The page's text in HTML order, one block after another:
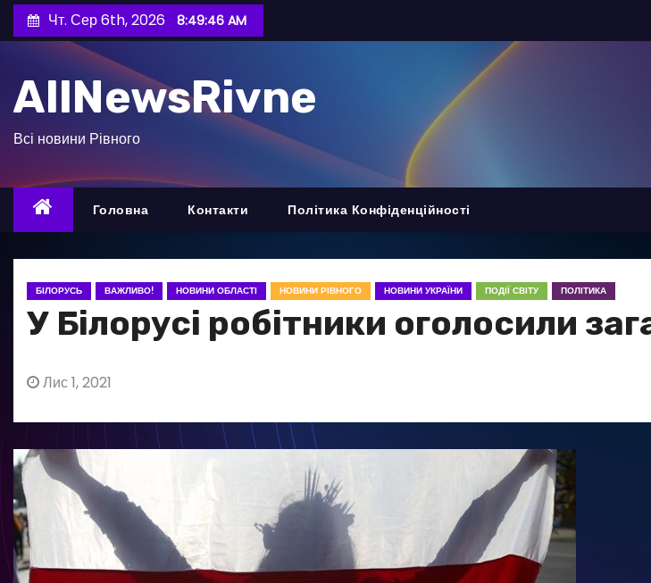
е
д
Чт. Сер 6th, 2026 8:49:48 AM
AllNewsRivne
Всі новини Рівного
Головна Контакти Політика Конфіденційності
БІЛОРУСЬ ВАЖЛИВО! НОВИНИ ОБЛАСТІ НОВИНИ РІВНОГО НОВИНИ УКРАЇНИ ПОДІЇ СВІТУ ПОЛІТИКА
У Білорусі робітники оголосили
Лис 1, 2021